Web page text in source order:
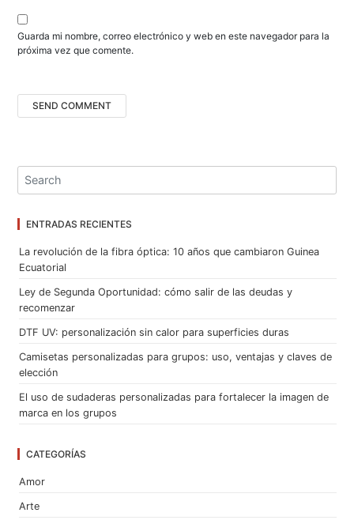
a
s
Guarda mi nombre, correo electrónico y web en este navegador para la
próxima vez que comente.
ENTRADAS RECIENTES
La revolución de la fibra óptica: 10 años que cambiaron Guinea
Ecuatorial
Ley de Segunda Oportunidad: cómo salir de las deudas y
recomenzar
DTF UV: personalización sin calor para superficies duras
Camisetas personalizadas para grupos: uso, ventajas y claves de
elección
El uso de sudaderas personalizadas para fortalecer la imagen de
marca en los grupos
CATEGORÍAS
Amor
Arte